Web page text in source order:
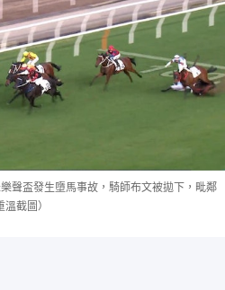
聲盃發生墮馬事故，騎師布文被拋下，毗鄰
截圖）